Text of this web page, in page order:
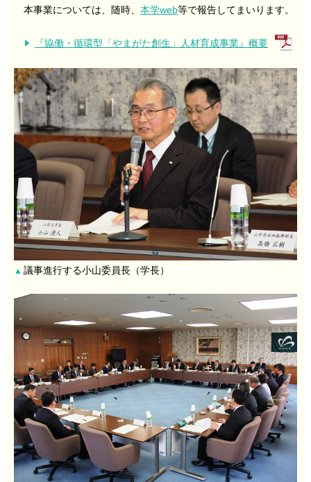
本事業については、随時、 本学web等で報告してまいります。
『協働・循環型「やまがた創生」人材育成事業』概要
▲ 議事進行する小山委員長（学長）